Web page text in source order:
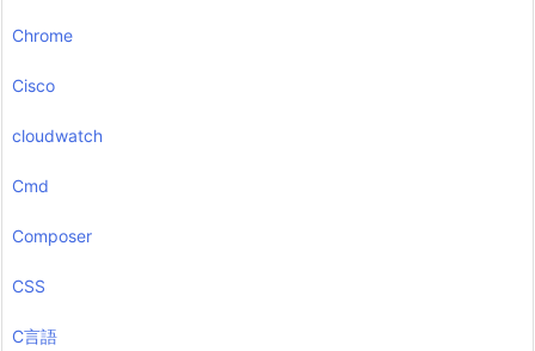
Chrome
Cisco
cloudwatch
Cmd
Composer
CSS
C言語